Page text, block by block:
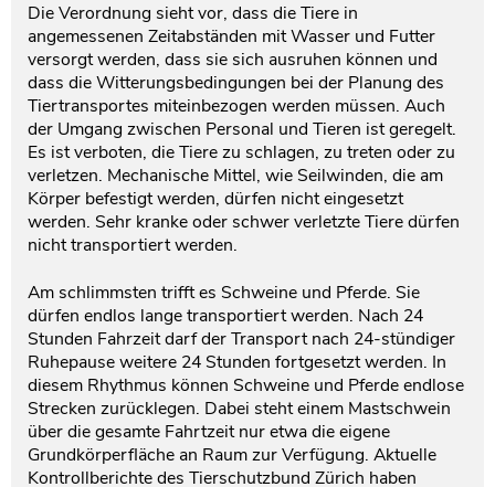
Die Verordnung sieht vor, dass die Tiere in
angemessenen Zeitabständen mit Wasser und Futter
versorgt werden, dass sie sich ausruhen können und
dass die Witterungsbedingungen bei der Planung des
Tiertransportes miteinbezogen werden müssen. Auch
der Umgang zwischen Personal und Tieren ist geregelt.
Es ist verboten, die Tiere zu schlagen, zu treten oder zu
verletzen. Mechanische Mittel, wie Seilwinden, die am
Körper befestigt werden, dürfen nicht eingesetzt
werden. Sehr kranke oder schwer verletzte Tiere dürfen
nicht transportiert werden.
Am schlimmsten trifft es Schweine und Pferde. Sie
dürfen endlos lange transportiert werden. Nach 24
Stunden Fahrzeit darf der Transport nach 24-stündiger
Ruhepause weitere 24 Stunden fortgesetzt werden. In
diesem Rhythmus können Schweine und Pferde endlose
Strecken zurücklegen. Dabei steht einem Mastschwein
über die gesamte Fahrtzeit nur etwa die eigene
Grundkörperfläche an Raum zur Verfügung. Aktuelle
Kontrollberichte des Tierschutzbund Zürich haben